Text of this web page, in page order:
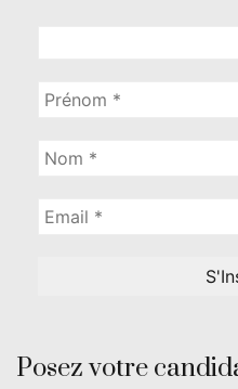
Posez votre